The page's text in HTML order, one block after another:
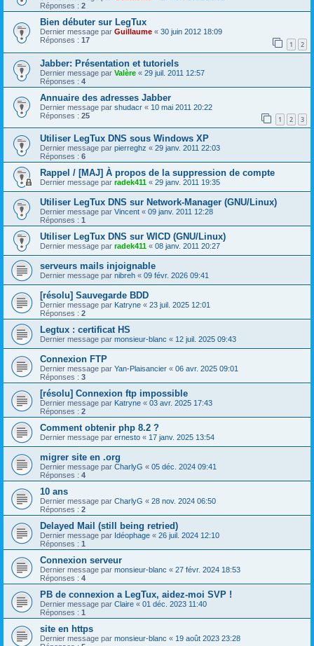
Réponses : 2
Bien débuter sur LegTux
Dernier message par Guillaume « 30 juin 2012 18:09
Réponses : 17 1 2
Jabber: Présentation et tutoriels
Dernier message par Valère « 29 juil. 2011 12:57
Réponses : 4
Annuaire des adresses Jabber
Dernier message par shudacr « 10 mai 2011 20:22
Réponses : 25 1 2 3
Utiliser LegTux DNS sous Windows XP
Dernier message par pierreghz « 29 janv. 2011 22:03
Réponses : 6
Rappel / [MAJ] À propos de la suppression de compte
Dernier message par radek411 « 29 janv. 2011 19:35
Utiliser LegTux DNS sur Network-Manager (GNU/Linux)
Dernier message par Vincent « 09 janv. 2011 12:28
Réponses : 1
Utiliser LegTux DNS sur WICD (GNU/Linux)
Dernier message par radek411 « 08 janv. 2011 20:27
serveurs mails injoignable
Dernier message par nibreh « 09 févr. 2026 09:41
[résolu] Sauvegarde BDD
Dernier message par Katryne « 23 juil. 2025 12:01
Réponses : 2
Legtux : certificat HS
Dernier message par monsieur-blanc « 12 juil. 2025 09:43
Connexion FTP
Dernier message par Yan-Plaisancier « 06 avr. 2025 09:01
Réponses : 3
[résolu] Connexion ftp impossible
Dernier message par Katryne « 03 avr. 2025 17:43
Réponses : 2
Comment obtenir php 8.2 ?
Dernier message par ernesto « 17 janv. 2025 13:54
migrer site en .org
Dernier message par CharlyG « 05 déc. 2024 09:41
Réponses : 4
10 ans
Dernier message par CharlyG « 28 nov. 2024 06:50
Réponses : 2
Delayed Mail (still being retried)
Dernier message par Idéophage « 26 juil. 2024 12:10
Réponses : 1
Connexion serveur
Dernier message par monsieur-blanc « 27 févr. 2024 18:53
Réponses : 4
PB de connexion a LegTux, aidez-moi SVP !
Dernier message par Claire « 01 déc. 2023 11:40
Réponses : 1
site en https
Dernier message par monsieur-blanc « 19 août 2023 23:28